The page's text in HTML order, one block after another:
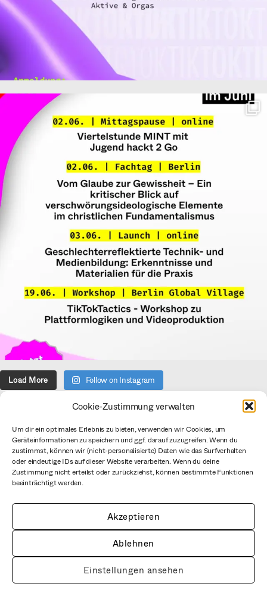
Cookie-Zustimmung verwalten
Um dir ein optimales Erlebnis zu bieten, verwenden wir Cookies, um
Geräteinformationen zu speichern und ggf. darauf zuzugreifen. Wenn du
zustimmst, können wir (nicht-personalisierte) Daten wie das Surfverhalten
oder eindeutige IDs auf dieser Website verarbeiten. Wenn du deine
Zustimmung nicht erteilst oder zurückziehst, können bestimmte Funktionen
beeinträchtigt werden.
Akzeptieren
Ablehnen
Einstellungen ansehen
Load More Follow on Instagram
Über uns
Verein
Datenschutzerklärung
Impressum
Netiquette